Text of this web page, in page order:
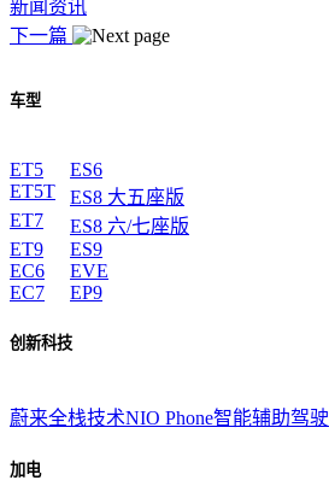
新闻资讯
下一篇
车型
ET5
ET5T
ET7
ET9
EC6
EC7
ES6
ES8 大五座版
ES8 六/七座版
ES9
EVE
EP9
创新科技
蔚来全栈技术NIO Phone智能辅助驾驶
加电